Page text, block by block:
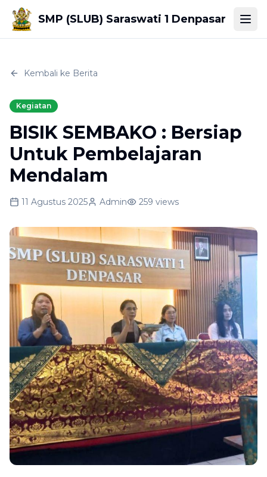
SMP (SLUB) Saraswati 1 Denpasar
Kembali ke Berita
Kegiatan
BISIK SEMBAKO : Bersiap
Untuk Pembelajaran
Mendalam
11 Agustus 2025 Admin 259 views